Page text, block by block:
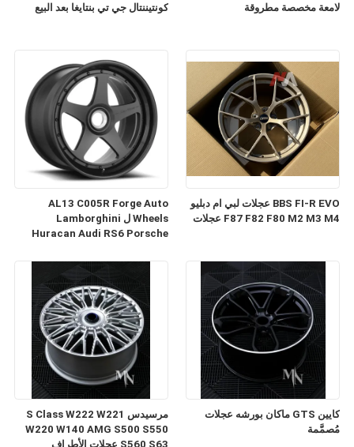
كونتيننتال جي تي بنتايغا بعد البيع
لامعة مخصصة مطروقة
AL13 C005R Forge Auto
Wheels ل Lamborghini
Huracan Audi RS6 Porsche
BBS FI-R EVO عجلات لبي ام دبليو
F87 F82 F80 M2 M3 M4 عجلات
مرسيدس S Class W222 W221
W220 W140 AMG S500 S550
S560 S63 عجلات الأطراف
كايين GTS ماكان بورشه عجلات
مُصمَّمة